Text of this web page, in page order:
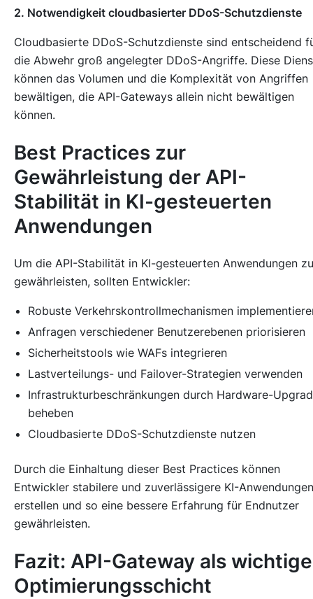
2. Notwendigkeit cloudbasierter DDoS-Schutzdienste
Cloudbasierte DDoS-Schutzdienste sind entscheidend
die Abwehr groß angelegter DDoS-Angriffe. Diese
können das Volumen und die Komplexität von Angriffen
bewältigen, die API-Gateways allein nicht bewältigen
können.
Best Practices zur
Gewährleistung der API-
Stabilität in KI-gesteuerten
Anwendungen
Um die API-Stabilität in KI-gesteuerten Anwendungen zu
gewährleisten, sollten Entwickler:
Robuste Verkehrskontrollmechanismen
Anfragen verschiedener Benutzerebenen priorisieren
Sicherheitstools wie WAFs integrieren
Lastverteilungs- und Failover-Strategien verwenden
Infrastrukturbeschränkungen durch Hardware-
beheben
Cloudbasierte DDoS-Schutzdienste nutzen
Durch die Einhaltung dieser Best Practices können
Entwickler stabilere und zuverlässigere KI-Anwendungen
erstellen und so eine bessere Erfahrung für Endnutzer
gewährleisten.
Fazit: API-Gateway als wichtige
Optimierungsschicht